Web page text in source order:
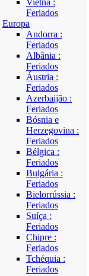
Vietnã :
Feriados
Europa
Andorra :
Feriados
Albânia :
Feriados
Áustria :
Feriados
Azerbaijão :
Feriados
Bósnia e
Herzegovina :
Feriados
Bélgica :
Feriados
Bulgária :
Feriados
Bielorrússia :
Feriados
Suíça :
Feriados
Chipre :
Feriados
Tchéquia :
Feriados